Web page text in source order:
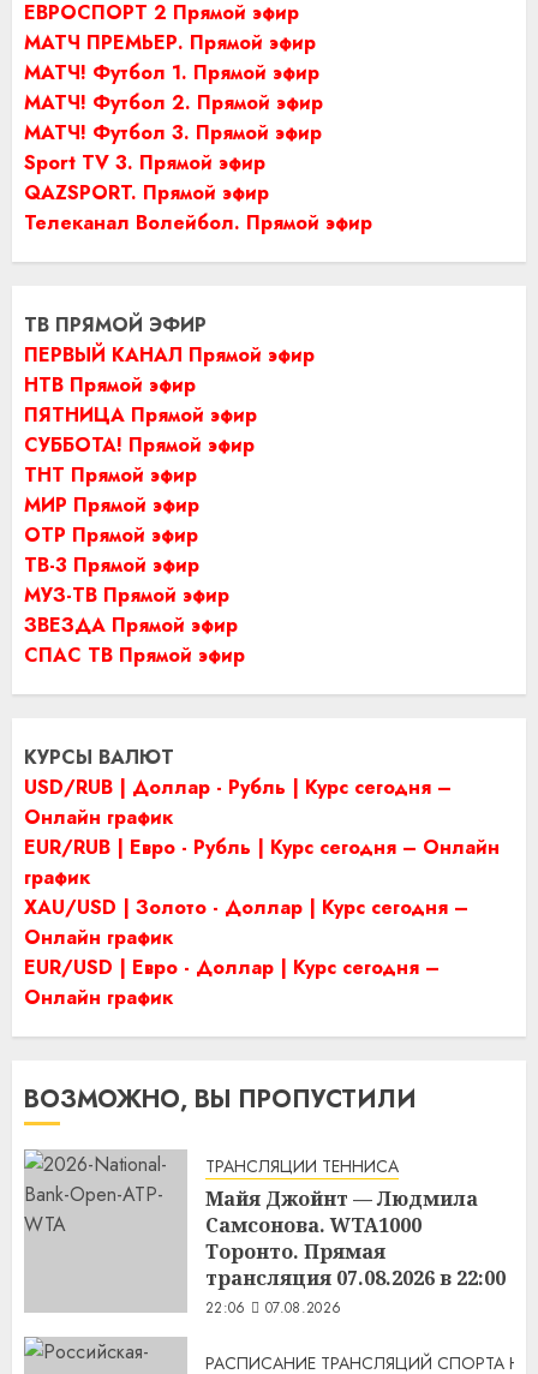
ЕВРОСПОРТ 2 Прямой эфир
МАТЧ ПРЕМЬЕР. Прямой эфир
МАТЧ! Футбол 1. Прямой эфир
МАТЧ! Футбол 2. Прямой эфир
МАТЧ! Футбол 3. Прямой эфир
Sport TV 3. Прямой эфир
QAZSPORT. Прямой эфир
Телеканал Волейбол. Прямой эфир
ТВ ПРЯМОЙ ЭФИР
ПЕРВЫЙ КАНАЛ Прямой эфир
НТВ Прямой эфир
ПЯТНИЦА Прямой эфир
СУББОТА! Прямой эфир
ТНТ Прямой эфир
МИР Прямой эфир
ОТР Прямой эфир
ТВ-3 Прямой эфир
МУЗ-ТВ Прямой эфир
ЗВЕЗДА Прямой эфир
СПАС ТВ Прямой эфир
КУРСЫ ВАЛЮТ
USD/RUB | Доллар - Рубль | Курс сегодня –
Онлайн график
EUR/RUB | Евро - Рубль | Курс сегодня – Онлайн
график
XAU/USD | Золото - Доллар | Курс сегодня –
Онлайн график
EUR/USD | Евро - Доллар | Курс сегодня –
Онлайн график
ВОЗМОЖНО, ВЫ ПРОПУСТИЛИ
ТРАНСЛЯЦИИ ТЕННИСА
Майя Джойнт — Людмила
Самсонова. WTA1000
Торонто. Прямая
трансляция 07.08.2026 в 22:00
22:06 07.08.2026
РАСПИСАНИЕ ТРАНСЛЯЦИЙ СПОРТА НА